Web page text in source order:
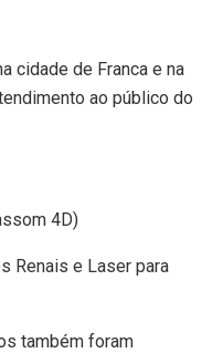
cidade de Franca e na
ao público do
4D)
Renais e Laser para
também foram